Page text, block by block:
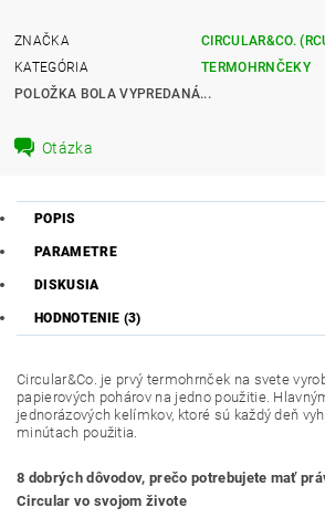
ZNAČKA
CIRCULAR&CO.
KATEGÓRIA
TERMOHRNČEKY
POLOŽKA BOLA VYPREDANÁ...
Otázka
POPIS
PARAMETRE
DISKUSIA
HODNOTENIE (3)
Circular&Co. je prvý termohrnček na svete
papierových pohárov na jedno použitie.
jednorázových kelímkov, ktoré sú každý deň
minútach použitia.
8 dobrých dôvodov, prečo potrebujete mať
Circular vo svojom živote